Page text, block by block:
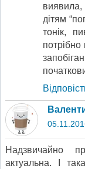
виявила,
дітям
тонік,
Надзвичайно
актуальна. І